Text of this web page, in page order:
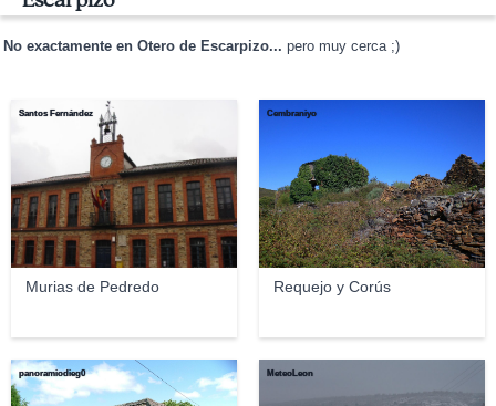
No exactamente en Otero de Escarpizo... pero muy cerca ;)
Murias de Pedredo
Santos Fernández
Requejo y Corús
Cembraniyo
panoramiodieg0 MeteoLeon